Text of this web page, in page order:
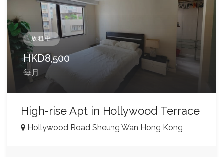
放租中
HKD8,500
每月
High-rise Apt in Hollywood Terrace
Hollywood Road Sheung Wan Hong Kong